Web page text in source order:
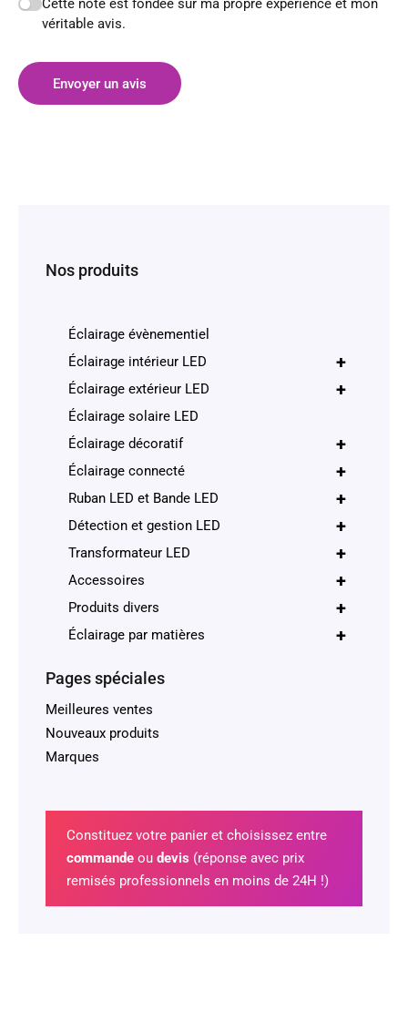
Cette note est fondée sur ma propre expérience et mon
véritable avis.
Envoyer un avis
Nos produits
Éclairage évènementiel
+
Éclairage intérieur LED
+
Éclairage extérieur LED
Éclairage solaire LED
+
Éclairage décoratif
+
Éclairage connecté
+
Ruban LED et Bande LED
+
Détection et gestion LED
+
Transformateur LED
+
Accessoires
+
Produits divers
+
Éclairage par matières
Pages spéciales
Meilleures ventes
Nouveaux produits
Marques
Constituez votre panier et choisissez entre
commandeou devis (réponse avec prix
remisés professionnels en moins de 24H !)